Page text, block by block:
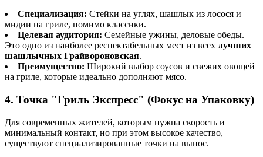
Специализация: Стейки на углях, шашлык из лосося и
мидии на гриле, помимо классики.
Целевая аудитория: Семейные ужины, деловые обеды.
Это одно из наиболее респектабельных мест из всех лучших
шашлычных Грайвороновская.
Преимущество: Широкий выбор соусов и свежих овощей
на гриле, которые идеально дополняют мясо.
4. Точка "Гриль Экспресс" (Фокус на Упаковку)
Для современных жителей, которым нужна скорость и
минимальный контакт, но при этом высокое качество,
существуют специализированные точки на вынос.